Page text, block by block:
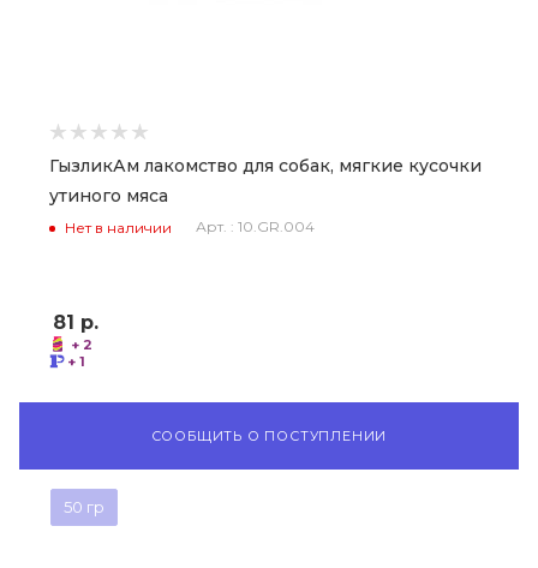
ГызликАм лакомство для собак, мягкие кусочки
утиного мяса
Нет в наличии Арт. : 10.GR.004
81 р.
+ 2
+ 1
СООБЩИТЬ О ПОСТУПЛЕНИИ
50 гр